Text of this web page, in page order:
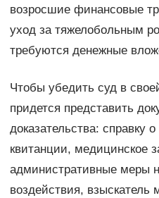
возросшие финансовые
уход за тяжелобольным
требуются денежные
Чтобы убедить суд в
придется представить
доказательства: справку
квитанции, медицинское
административные меры
воздействия, взыскатель